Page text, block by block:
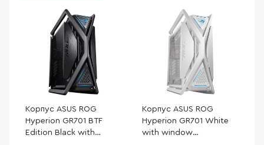
Корпус ASUS ROG
Hyperion GR701 BTF
Edition Black with
Корпус ASUS ROG
Hyperion GR701 White
with window